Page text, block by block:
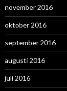
november 2016
oktober 2016
september 2016
augusti 2016
juli 2016